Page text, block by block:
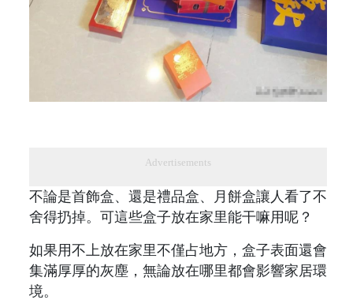
Advertisements
不論是首飾盒、還是禮品盒、月餅盒讓人看了不
舍得扔掉。可這些盒子放在家里能干嘛用呢？
如果用不上放在家里不僅占地方，盒子表面還會
集滿厚厚的灰塵，無論放在哪里都會影響家居環
境。